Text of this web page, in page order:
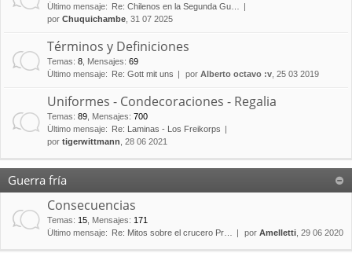
Último mensaje:
Re: Chilenos en la Segunda Gu…
por Chuquichambe , 31 07 2025
Términos y Definiciones
Temas: 8 Mensajes: 69
Último mensaje:
Re: Gott mit uns por Alberto octavo :v , 25 03 2019
Uniformes - Condecoraciones - Regalia
Temas: 89 Mensajes: 700
Último mensaje:
Re: Laminas - Los Freikorps
por tigerwittmann , 28 06 2021
Guerra fría
Consecuencias
Temas: 15 Mensajes: 171
Último mensaje:
Re: Mitos sobre el crucero Pr… por Amelletti , 29 06 2020